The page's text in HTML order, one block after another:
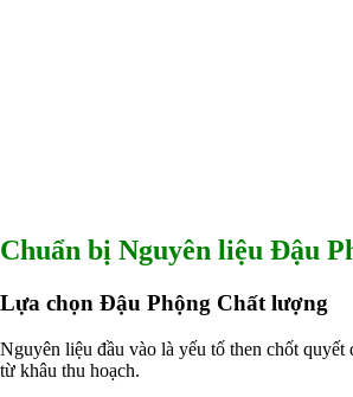
Pha sơn tĩnh điện
Dung môi khác
HÓA CHẤT CÔNG NGHIỆP
Hóa chất khác
Chuẩn bị Nguyên liệu Đậu
Lựa chọn Đậu Phộng Chất lượng
Nguyên liệu đầu vào là yếu tố then chốt
từ khâu thu hoạch.